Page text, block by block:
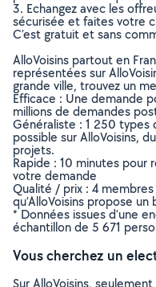
3. Echangez avec les
sécurisée et faites votre
C’est gratuit et sans
AlloVoisins partout en
représentées sur
grande ville, trouvez un
Efficace : Une demande
millions de demandes
Généraliste : 1 250
possible sur AlloVoisins,
projets.
Rapide : 10 minutes pour
votre demande
Qualité / prix : 4
qu’AlloVoisins propose
* Données issues d’une
échantillon de 5 671
Vous cherchez un
Sur AlloVoisins,